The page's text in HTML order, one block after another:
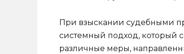
При взыскании судебными
системный подход, который
различные меры,